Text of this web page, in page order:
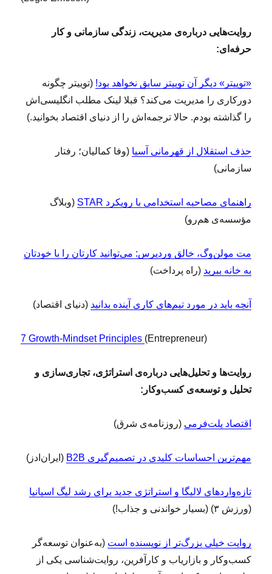
روایت‌هایی درباره‌ی مدیریت، زندگی سازمانی و کار
حرفه‌ای:
«توییتر» دیگر آن توییتر سابق نخواهد بود! (توییتر چگونه
دورکاری را مدیریت می‌کند؟ قبلا لینک مطلب انگلیسی‌اش
را گذاشته بودم. حالا ترجمه‌اش را از دنیای اقتصاد بخوانید.)
حذف استقلال از قهرمانی آسیا (وفا کمالیان؛ رفتار
سازمانی)
ر اهنمای مصاحبه استخدامی با رویکرد STAR
(وبلاگ
مؤسسه‌ی هم‌رو)
مت مولن‌وگ، خالق وردپرس: می‌توانید کارتان را با خودتان
به خانه ببرید (راه پرداخت)
آنچه باید در مورد تیم‌های کاری آینده بدانید (دنیای اقتصاد)
7 Growth-Mindset Principles (Entrepreneur)
روایت‌ها و تحلیل‌هایی درباره‌ی استراتژی، تجاری‌سازی و
تحلیل و توسعه‌ی کسب‌وکار:
قتصاد پلت‌فرمی (روزنامه‌ی شرق)
مهم‌ترین احساسات کلیدی در تصمیم‌گیری B2B (ایران‌ادز)
تازه‌واردهای لالیگا و استراتژی جدید برای رشد لیگ اسپانیا
(ورزش ۳) (بسیار خواندنی و جذاب!)
روایت خیلی بزرگ‌تر از نویسنده است (به‌عنوان توسعه‌گر
کسب‌وکار و بازاریاب و کارآفرین، روایت‌شناسی یکی از